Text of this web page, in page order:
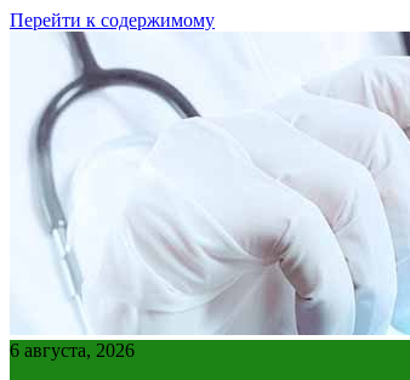
Перейти к содержимому
6 августа, 2026